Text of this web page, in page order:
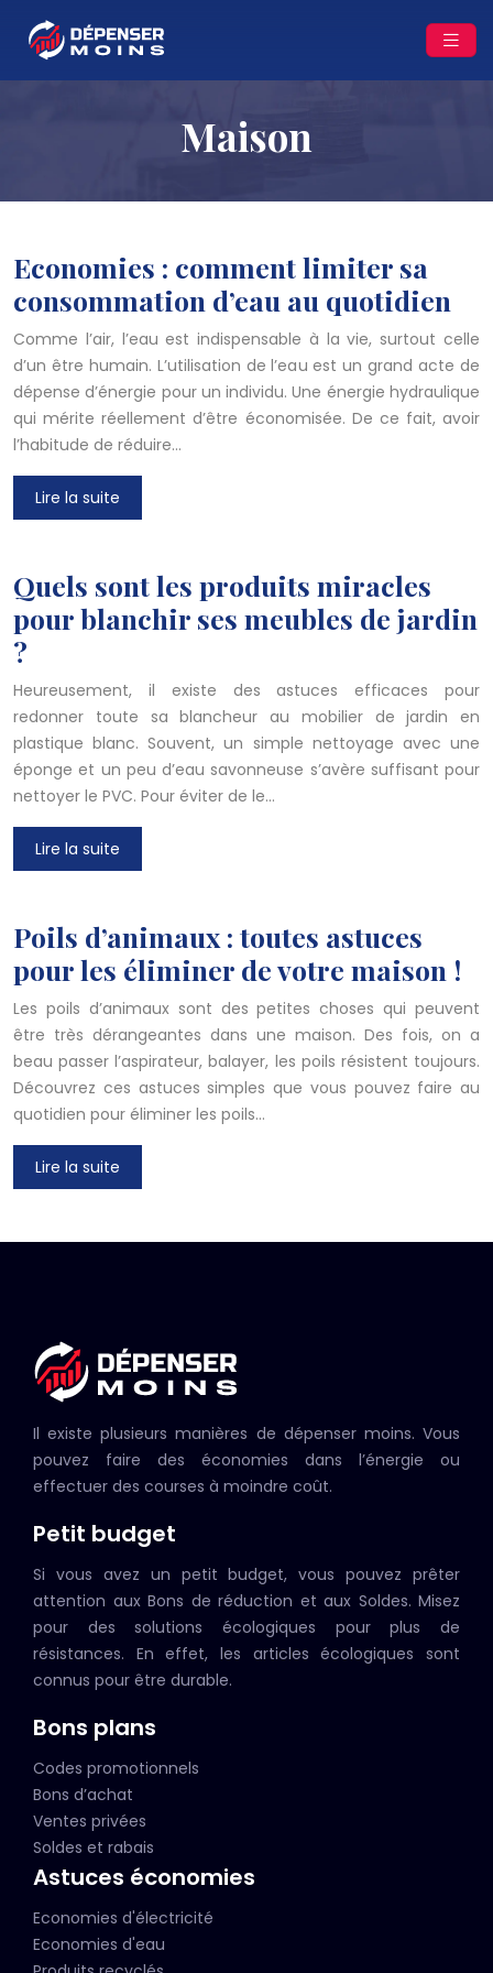
Maison
Economies : comment limiter sa
consommation d’eau au quotidien
Comme l’air, l’eau est indispensable à la vie, surtout celle
d’un être humain. L’utilisation de l’eau est un grand acte de
dépense d’énergie pour un individu. Une énergie hydraulique
qui mérite réellement d’être économisée. De ce fait, avoir
l’habitude de réduire…
Lire la suite
Quels sont les produits miracles
pour blanchir ses meubles de jardin
?
Heureusement, il existe des astuces efficaces pour
redonner toute sa blancheur au mobilier de jardin en
plastique blanc. Souvent, un simple nettoyage avec une
éponge et un peu d’eau savonneuse s’avère suffisant pour
nettoyer le PVC. Pour éviter de le…
Lire la suite
Poils d’animaux : toutes astuces
pour les éliminer de votre maison !
Les poils d’animaux sont des petites choses qui peuvent
être très dérangeantes dans une maison. Des fois, on a
beau passer l’aspirateur, balayer, les poils résistent toujours.
Découvrez ces astuces simples que vous pouvez faire au
quotidien pour éliminer les poils…
Lire la suite
Il existe plusieurs manières de dépenser moins. Vous
pouvez faire des économies dans l’énergie ou
effectuer des courses à moindre coût.
Petit budget
Si vous avez un petit budget, vous pouvez prêter
attention aux Bons de réduction et aux Soldes. Misez
pour des solutions écologiques pour plus de
résistances. En effet, les articles écologiques sont
connus pour être durable.
Bons plans
Codes promotionnels
Bons d’achat
Ventes privées
Soldes et rabais
Astuces économies
Economies d'électricité
Economies d'eau